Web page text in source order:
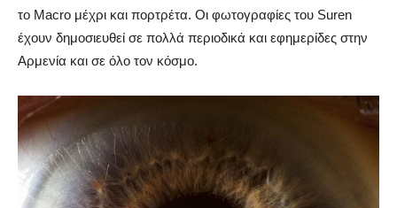
το Macro μέχρι και πορτρέτα. Οι φωτογραφίες του Suren
έχουν δημοσιευθεί σε πολλά περιοδικά και εφημερίδες στην
Αρμενία και σε όλο τον κόσμο.